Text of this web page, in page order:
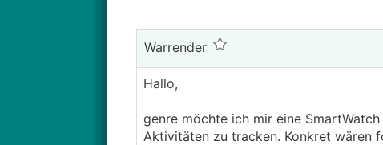
Warrender
Hallo,
genre möchte ich mir eine
Aktivitäten zu tracken. Konkret wären